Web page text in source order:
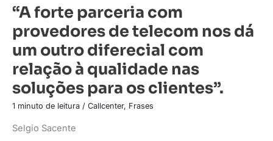
“A forte parceria com
provedores de telecom nos dá
um outro diferecial com
relação à qualidade nas
soluções para os clientes”.
1 minuto de leitura / Callcenter, Frases
Selgio Sacente
“A
forte
com
provedores
de
telecom
nos
dá
um
outro
diferecial
com
à
qualidade